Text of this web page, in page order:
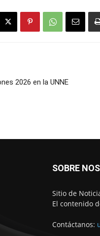
2026 en la UNNE
SOBRE
Sitio de
El contenido
Contáctanos: